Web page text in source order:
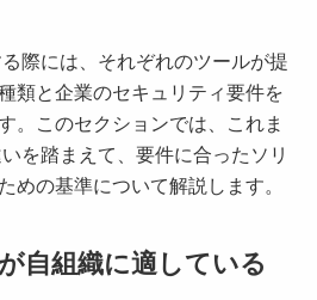
際には、それぞれのツールが提
類と企業のセキュリティ要件を
。このセクションでは、これま
を踏まえて、要件に合ったソリ
めの基準について解説します。
自組織に適している